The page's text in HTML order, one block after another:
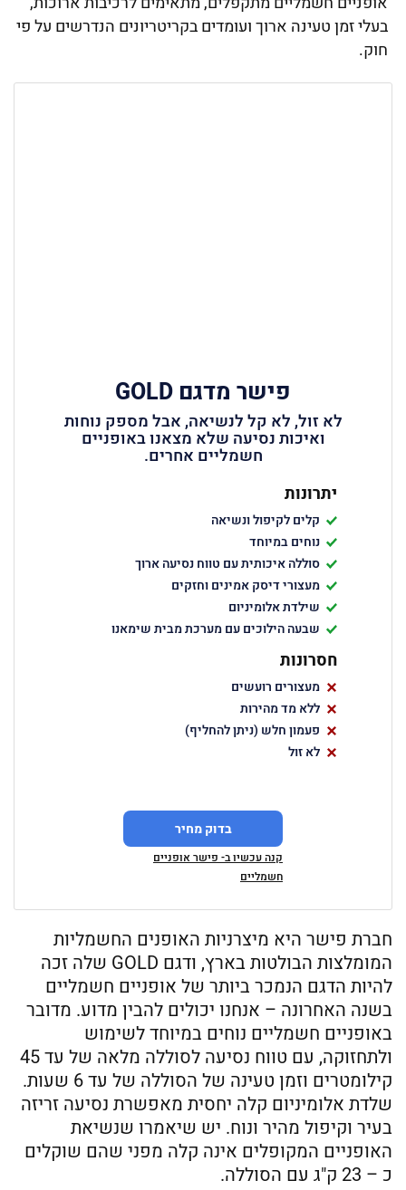
בעלי זמן טעינה ארוך ועומדים בקריטריונים הנדרשים על פי
חוק.
פישר מדגם GOLD
לא זול, לא קל לנשיאה, אבל מספק נוחות
ואיכות נסיעה שלא מצאנו באופניים
חשמליים אחרים.
יתרונות
קלים לקיפול ונשיאה
נוחים במיוחד
סוללה איכותית עם טווח נסיעה ארוך
מעצורי דיסק אמינים וחזקים
שילדת אלומיניום
שבעה הילוכים עם מערכת מבית שימאנו
חסרונות
מעצורים רועשים
ללא מד מהירות
פעמון חלש (ניתן להחליף)
לא זול
בדוק מחיר
קנה עכשיו ב- פישר אופניים
חשמליים
חברת פישר היא מיצרניות האופנים החשמליות
המומלצות הבולטות בארץ, ודגם GOLD שלה זכה
להיות הדגם הנמכר ביותר של אופניים חשמליים
בשנה האחרונה – אנחנו יכולים להבין מדוע. מדובר
באופניים חשמליים נוחים במיוחד לשימוש
ולתחזוקה, עם טווח נסיעה לסוללה מלאה של עד 45
קילומטרים וזמן טעינה של הסוללה של עד 6 שעות.
שלדת אלומיניום קלה יחסית מאפשרת נסיעה זריזה
בעיר וקיפול מהיר ונוח. יש שיאמרו שנשיאת
האופניים המקופלים אינה קלה מפני שהם שוקלים
כ – 23 ק"ג עם הסוללה.